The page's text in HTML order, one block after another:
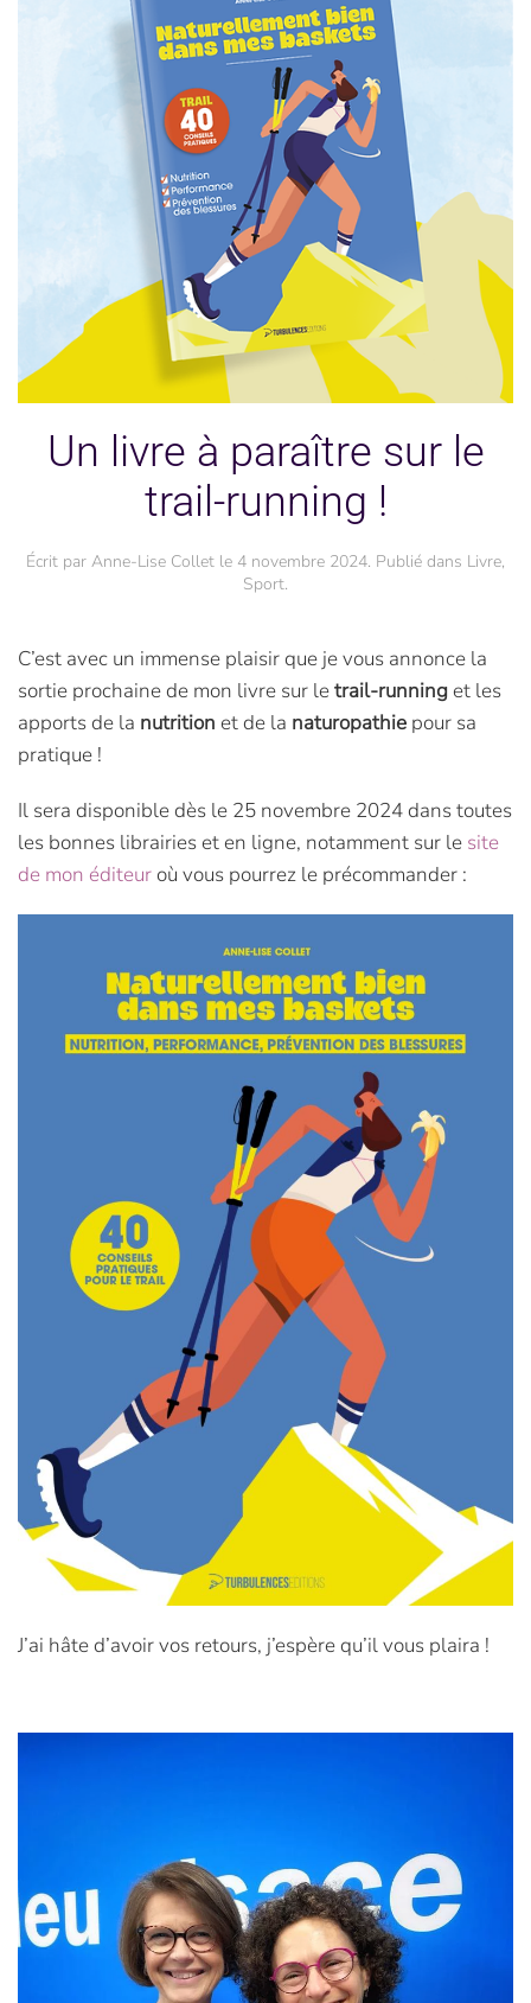
Un livre à paraître sur le
trail-running !
Écrit par Anne-Lise Collet le 4 novembre 2024. Publié dans Livre,
Sport.
C’est avec un immense plaisir que je vous annonce la
sortie prochaine de mon livre sur letrail-runninget les
apports de la nutrition et de la naturopathie pour sa
pratique !
Il sera disponible dès le 25 novembre 2024 dans toutes
les bonnes librairies et en ligne, notamment sur le site
de mon éditeuroù vous pourrez le précommander :
J’ai hâte d’avoir vos retours, j’espère qu’il vous plaira !